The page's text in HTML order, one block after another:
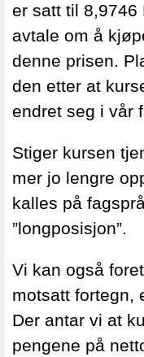
er satt til 8,9746
avtale om å
denne prisen.
den etter at
endret seg i vår
Stiger kursen
mer jo lengre
kalles på
”longposisjon”.
Vi kan også
motsatt fortegn,
Der antar vi at
pengene på